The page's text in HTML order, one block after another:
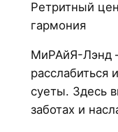
Ретритный
гармония
МиРАйЯ-Лэнд
расслабиться
суеты. Здесь
заботах и